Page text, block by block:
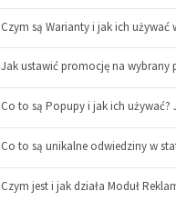
Czym są Warianty i jak ich
+
Jak ustawić promocję na wybrany
Co to są Popupy i jak ich
Co to są unikalne odwiedziny w
Czym jest i jak działa Moduł